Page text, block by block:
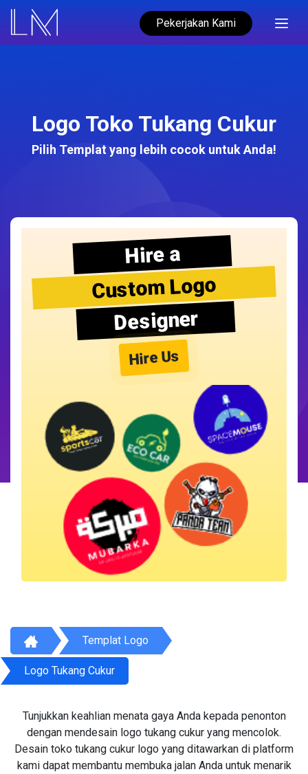
Pekerjakan Kami
Logo Toko Tukang Cukur
Pilih Templat yang lebih cocok untuk Anda!
Hire a
Custom Logo
Designer
Hire Us
Templat Logo
Logo Tukang Cukur
Tunjukkan keahlian menata gaya Anda kepada penonton
dengan mendesain logo tukang cukur yang mencolok.
Desain toko tukang cukur logo yang ditawarkan di platform
kami dapat membantu membuka jalan Anda untuk menarik